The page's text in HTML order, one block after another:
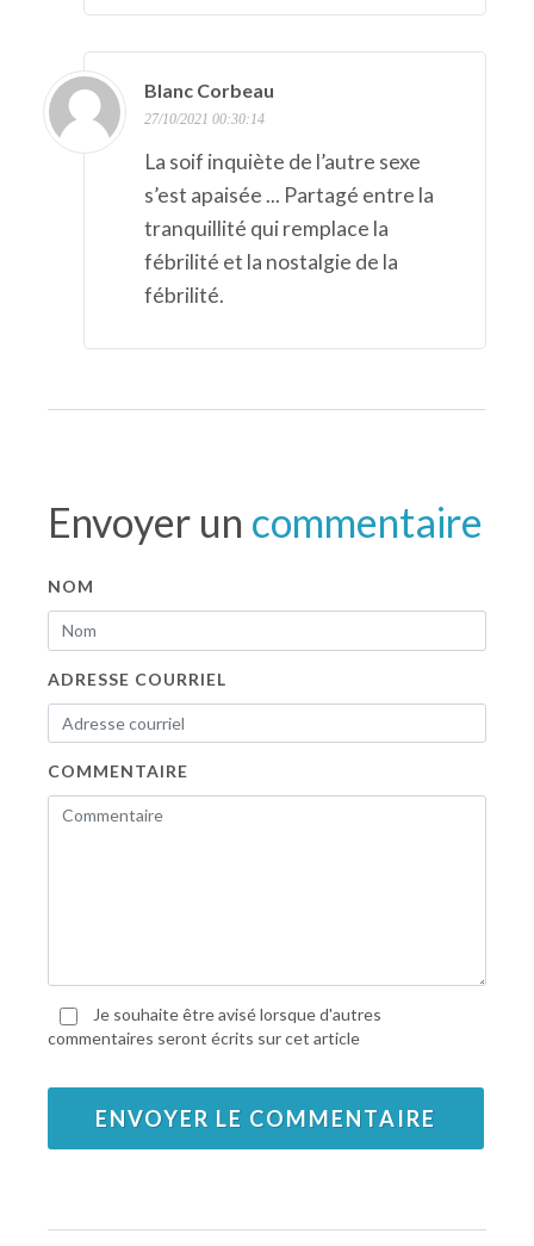
Blanc Corbeau
27/10/2021 00:30:14
La soif inquiète de l’autre sexe
s’est apaisée ... Partagé entre la
tranquillité qui remplace la
fébrilité et la nostalgie de la
fébrilité.
Envoyer un commentaire
NOM
ADRESSE COURRIEL
COMMENTAIRE
Je souhaite être avisé lorsque d'autres
commentaires seront écrits sur cet article
ENVOYER LE COMMENTAIRE